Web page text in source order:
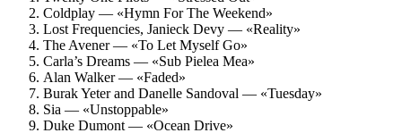
Coldplay — «Hymn For The Weekend»
Lost Frequencies, Janieck Devy — «Reality»
The Avener — «To Let Myself Go»
Carla’s Dreams — «Sub Pielea Mea»
Alan Walker — «Faded»
Burak Yeter and Danelle Sandoval — «Tuesday»
Sia — «Unstoppable»
Duke Dumont — «Ocean Drive»